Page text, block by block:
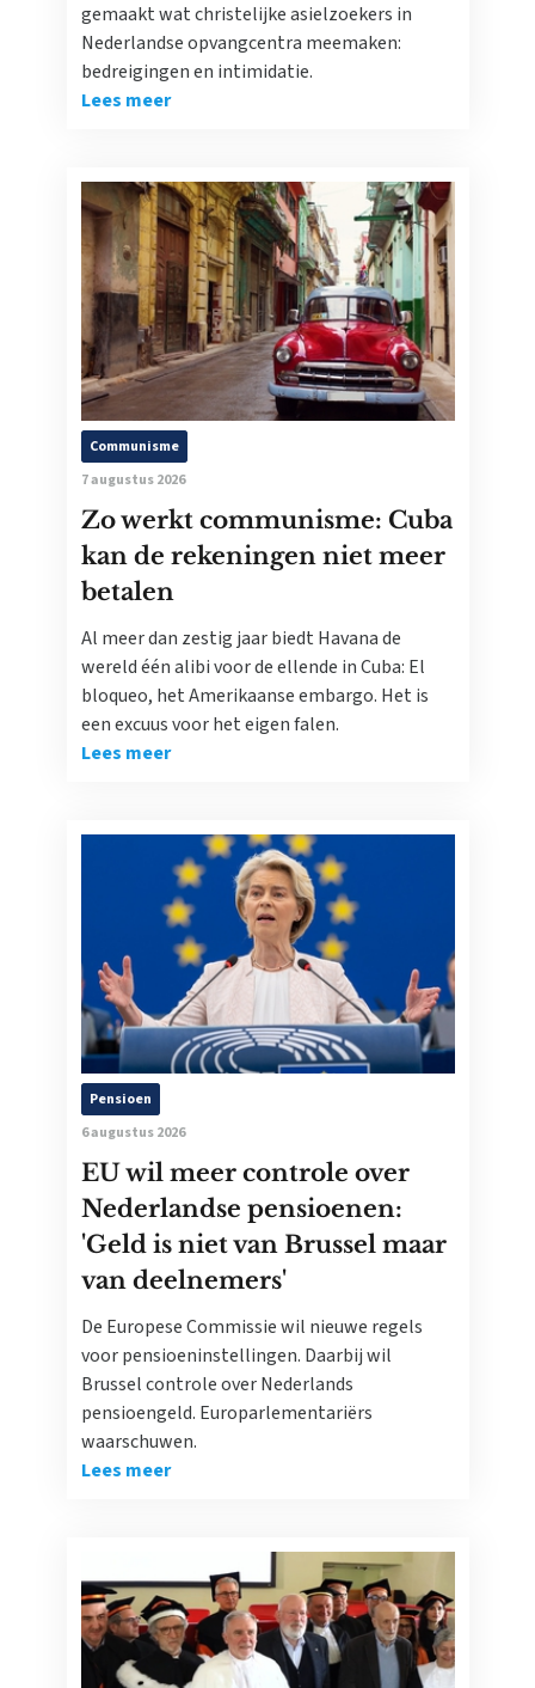
gemaakt wat christelijke asielzoekers in
Nederlandse opvangcentra meemaken:
bedreigingen en intimidatie.
Lees meer
Communisme
7 augustus 2026
Zo werkt communisme: Cuba
kan de rekeningen niet meer
betalen
Al meer dan zestig jaar biedt Havana de
wereld één alibi voor de ellende in Cuba: El
bloqueo, het Amerikaanse embargo. Het is
een excuus voor het eigen falen.
Lees meer
Pensioen
6 augustus 2026
EU wil meer controle over
Nederlandse pensioenen:
'Geld is niet van Brussel maar
van deelnemers'
De Europese Commissie wil nieuwe regels
voor pensioeninstellingen. Daarbij wil
Brussel controle over Nederlands
pensioengeld. Europarlementariërs
waarschuwen.
Lees meer